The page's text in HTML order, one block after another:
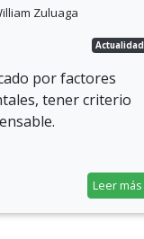
Zuluaga
Actualidad
por factores
tener criterio
Leer más